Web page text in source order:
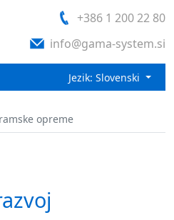
+386 1 200 22 80
info@gama-system.si
Jezik: Slovenski
opreme